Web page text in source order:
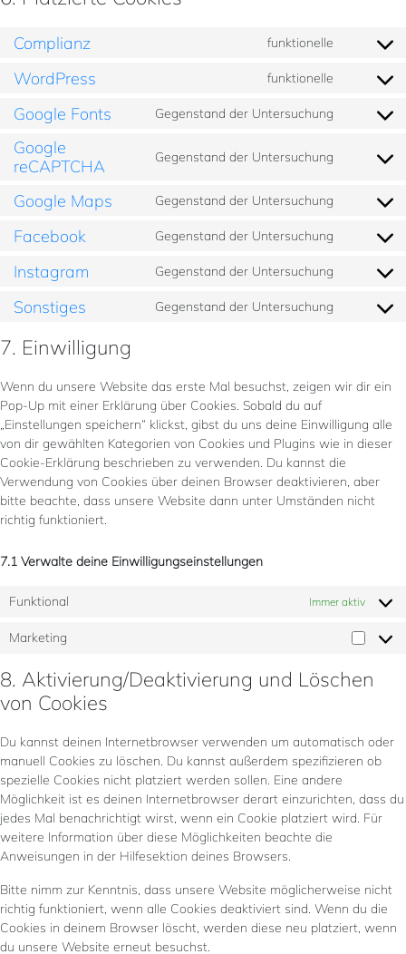
Complianz funktionelle
Consent
service
WordPress funktionelle
Consent
service
Google Fonts Gegenstand der Untersuchung
Consent
service
Google
reCAPTCHA
Gegenstand der Untersuchung
Consent
service
recaptcha
Google Maps Gegenstand der Untersuchung
Consent
service
Facebook Gegenstand der Untersuchung
Consent
service
Instagram Gegenstand der Untersuchung
Consent
service
Sonstiges Gegenstand der Untersuchung
Consent
7. Einwilligung
Wenn du unsere Website das erste Mal besuchst, zeigen wir dir ein
Pop-Up mit einer Erklärung über Cookies. Sobald du auf
„Einstellungen speichern“ klickst, gibst du uns deine Einwilligung alle
von dir gewählten Kategorien von Cookies und Plugins wie in dieser
Cookie-Erklärung beschrieben zu verwenden. Du kannst die
Verwendung von Cookies über deinen Browser deaktivieren, aber
bitte beachte, dass unsere Website dann unter Umständen nicht
richtig funktioniert.
7.1 Verwalte deine Einwilligungseinstellungen
Funktional Immer aktiv
Marketing
8. Aktivierung/Deaktivierung und Löschen
von Cookies
Du kannst deinen Internetbrowser verwenden um automatisch oder
manuell Cookies zu löschen. Du kannst außerdem spezifizieren ob
spezielle Cookies nicht platziert werden sollen. Eine andere
Möglichkeit ist es deinen Internetbrowser derart einzurichten, dass du
jedes Mal benachrichtigt wirst, wenn ein Cookie platziert wird. Für
weitere Information über diese Möglichkeiten beachte die
Anweisungen in der Hilfesektion deines Browsers.
Bitte nimm zur Kenntnis, dass unsere Website möglicherweise nicht
richtig funktioniert, wenn alle Cookies deaktiviert sind. Wenn du die
Cookies in deinem Browser löscht, werden diese neu platziert, wenn
du unsere Website erneut besuchst.